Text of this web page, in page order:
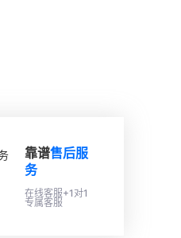
靠谱售后服
务
在线客服+1对1
专属客服